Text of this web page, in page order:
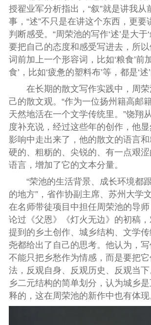
授翟业军分析指出，“叙”就是讲我从
事，“述”不只是在讲这个东西，更要
判断感受。“周荣池的写作‘述’是大于
要把自己的态度和感受写进去，所
词前加上一个形容词，比如‘粮食’前
食’，比如‘疲惫的塑料布’等，都是‘述’
在长期的散文写作实践中，周荣
己的散文观。“作为一位扬州籍高邮
天然地活在一个文学传统里。”饶翔
度补充说，经过这些年的创作，他
影响中走出来了，他的散文的语言
硬的、粗粝的、尖锐的、有一点艰
语言，增加了它的文本分量。
“荣池的生活背景、成长环境都
的地方”，省作协副主席、苏州大学
在名师带徒项目中担任周荣池的导
论过《父恩》《灯火无边》的初稿
提到的乡土创作、城乡结构、文学
尧都给出了自己的思考。他认为，写
不能只把乡愁作为情感，而是要把
法，反观自身、反观历史、反观当
乡二元结构的简单划分，认为城乡
释的，这在周荣池的新作中也有体现